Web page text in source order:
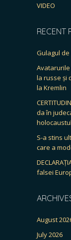
VIDEO
RECENT
Gulagul de
la russe și
la Kremlin
da în
S-a stins
care a
falsei
August
July 2026